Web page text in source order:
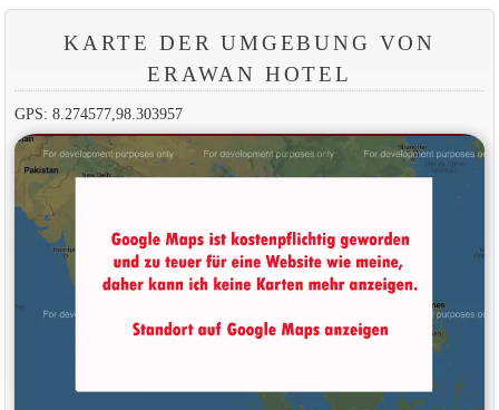
KARTE DER UMGEBUNG VON
ERAWAN HOTEL
GPS: 8.274577,98.303957